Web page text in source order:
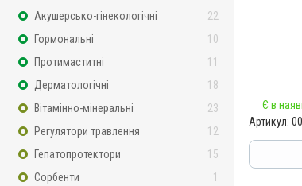
Акушерсько-гінекологічні
22
Гормональні
10
Протимаститні
11
Дерматологічні
18
Вітамінно-мінеральні
23
Регулятори травлення
12
Гепатопротектори
15
Сорбенти
1
АВ-01936-
Є в
Артикул: